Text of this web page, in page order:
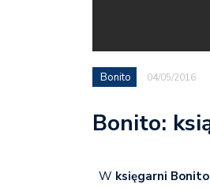
Bonito 04/05/2016
Bonito:
W księgarni Bonito